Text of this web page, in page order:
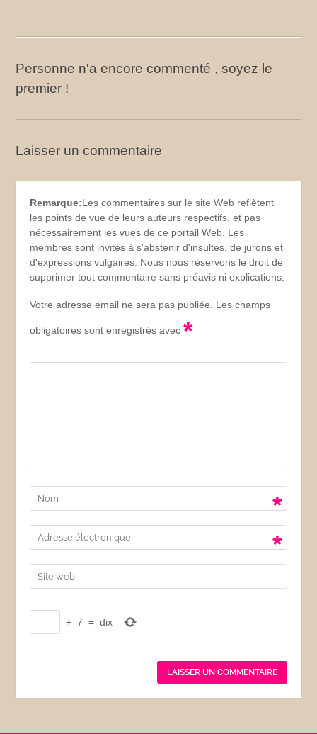
Personne n'a encore commenté , soyez le
premier !
Laisser un commentaire
Remarque:Les commentaires sur le site Web reflètent
les points de vue de leurs auteurs respectifs, et pas
nécessairement les vues de ce portail Web. Les
membres sont invités à s'abstenir d'insultes, de jurons et
d'expressions vulgaires. Nous nous réservons le droit de
supprimer tout commentaire sans préavis ni explications.
Votre adresse email ne sera pas publiée. Les champs
obligatoires sont enregistrés avec*
*
*
+ 7 = dix